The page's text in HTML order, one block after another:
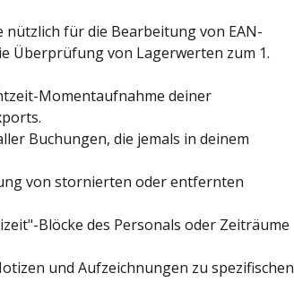
nützlich für die Bearbeitung von EAN-
Überprüfung von Lagerwerten zum 1.
Momentaufnahme deiner
Buchungen, die jemals in deinem
von stornierten oder entfernten
Blöcke des Personals oder Zeiträume
und Aufzeichnungen zu spezifischen